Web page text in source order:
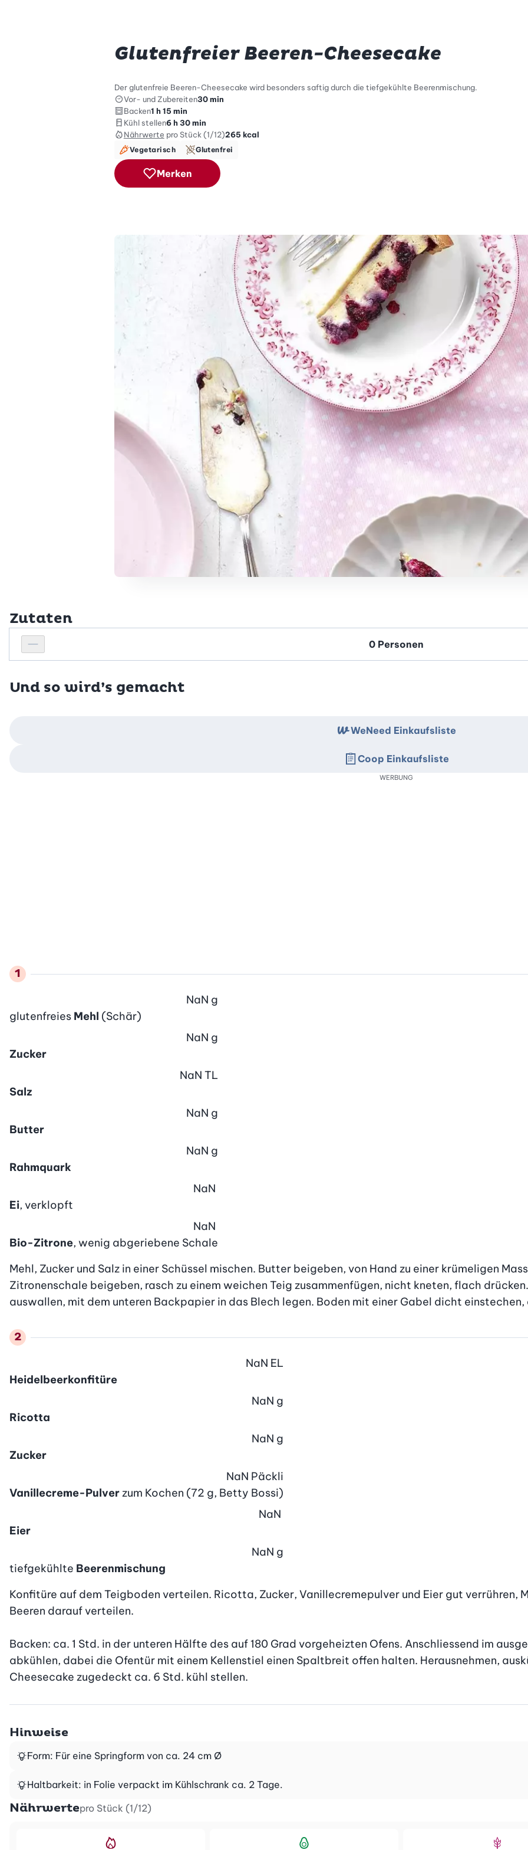
Glutenfreier Beeren-Cheesecake
Der glutenfreie Beeren-Cheesecake wird besonders saftig durch die tiefgekühlte Beerenmischung.
Vor- und Zubereiten30 min
Backen1 h 15 min
Kühl stellen6 h 30 min
Nährwerte pro Stück (1/12)265 kcal
Vegetarisch Glutenfrei
Merken
Zutaten
Personenanzahl verringern
Personenanzahl
Und so wird’s gemacht
glutenfreies Mehl (Schär)
NaN g
Zucker
NaN g
Salz
NaN TL
Butter
NaN g
Rahmquark
NaN g
Ei, verklopft
NaN
Bio-Zitrone, wenig abgeriebene Schale
NaN
Mehl, Zucker und Salz in einer Schüssel mischen. Butter beigeben, von Hand zu einer krümeligen
Zitronenschale beigeben, rasch zu einem weichen Teig zusammenfügen, nicht kneten, flach
auswallen, mit dem unteren Backpapier in das Blech legen. Boden mit einer Gabel dicht einstechen,
Heidelbeerkonfitüre
NaN EL
Ricotta
NaN g
Zucker
NaN g
Vanillecreme-Pulverzum Kochen (72 g, Betty Bossi)
NaN Päckli
Eier
NaN
tiefgekühlte Beerenmischung
NaN g
Konfitüre auf dem Teigboden verteilen. Ricotta, Zucker, Vanillecremepulver und Eier gut verrühren,
Beeren darauf verteilen.
Backen: ca. 1 Std. in der unteren Hälfte des auf 180 Grad vorgeheizten Ofens. Anschliessend im
abkühlen, dabei die Ofentür mit einem Kellenstiel einen Spaltbreit offen halten. Herausnehmen,
Cheesecake zugedeckt ca. 6 Std. kühl stellen.
WeNeed Einkaufsliste
Coop Einkaufsliste
WERBUNG
Hinweise
Form: Für eine Springform von ca. 24 cm Ø
Haltbarkeit: in Folie verpackt im Kühlschrank ca. 2 Tage.
Nährwertepro Stück (1/12)